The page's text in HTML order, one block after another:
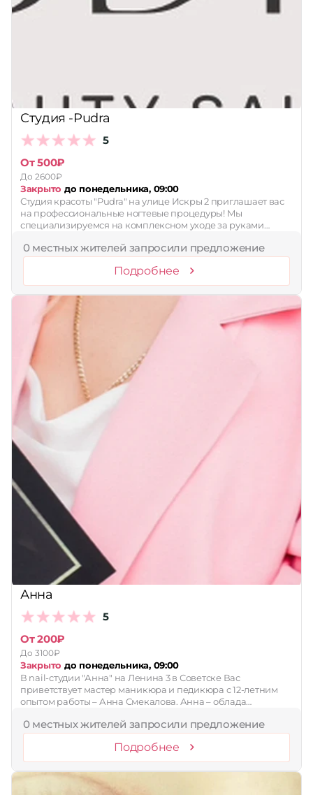
Студия -Pudra
5
От 500₽
До 2600₽
Закрыто до понедельника, 09:00
Студия красоты "Pudra" на улице Искры 2 приглашает вас
на профессиональные ногтевые процедуры! Мы
специализируемся на комплексном уходе за руками…
0 местных жителей запросили предложение
Подробнее
Анна
5
От 200₽
До 3100₽
Закрыто до понедельника, 09:00
В nail-студии "Анна" на Ленина 3 в Советске Вас
приветствует мастер маникюра и педикюра с 12-летним
опытом работы – Анна Смекалова. Анна – облада…
0 местных жителей запросили предложение
Подробнее